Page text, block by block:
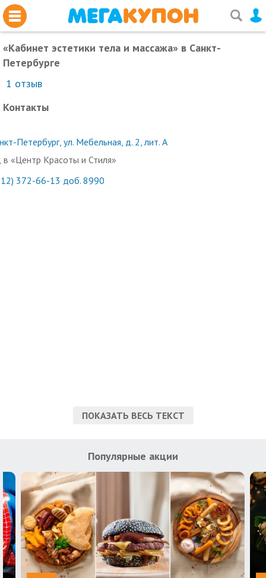
«Кабинет эстетики тела и массажа» в Санкт-
Петербурге
1 отзыв
Контакты
Петербург, ул. Мебельная, д. 2, лит. А
в «Центр Красоты и Стиля»
372-66-13 доб. 8990
ПОКАЗАТЬ ВЕСЬ ТЕКСТ
Популярные акции